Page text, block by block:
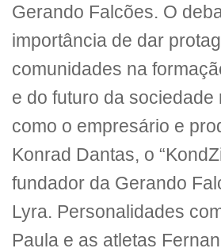
Gerando Falcões. O
importância de dar
comunidades na
e do futuro da sociedade
como o empresário e
Konrad Dantas, o
fundador da Gerando
Lyra. Personalidades
Paula e as atletas